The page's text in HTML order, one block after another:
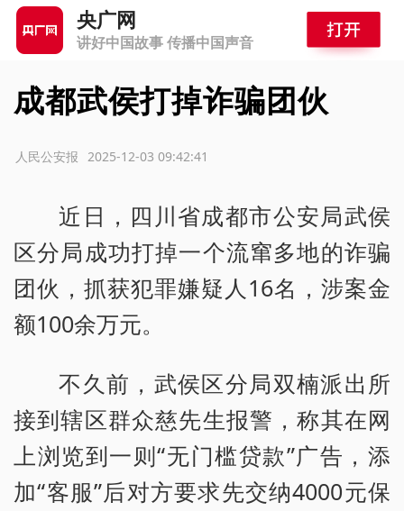
央广网
讲好中国故事 传播中国声音
成都武侯打掉诈骗团伙
2025-12-03 09:42:41
人民公安报
近日，四川省成都市公安局武侯
区分局成功打掉一个流窜多地的诈骗
团伙，抓获犯罪嫌疑人16名，涉案金
额100余万元。
不久前，武侯区分局双楠派出所
接到辖区群众慈先生报警，称其在网
上浏览到一则“无门槛贷款”广告，添
加“客服”后对方要求先交纳4000元保